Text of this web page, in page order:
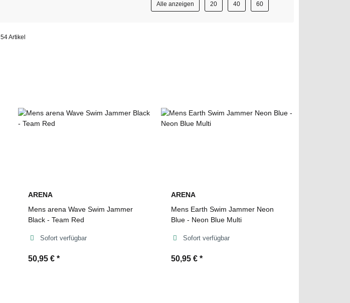
Alle anzeigen 20 40 60
54 Artikel
ARENA
Mens arena Wave Swim Jammer
Black - Team Red
Sofort verfügbar
50,95 € *
ARENA
Mens Earth Swim Jammer Neon
Blue - Neon Blue Multi
Sofort verfügbar
50,95 € *